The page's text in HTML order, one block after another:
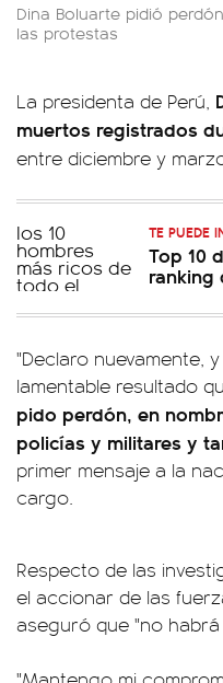
Dina Boluarte pidió
las protestas
La presidenta de Perú,
muertos registrados
entre diciembre y
TE PUEDE
Top 10
ranking
"Declaro nuevamente,
lamentable resultado
pido perdón, en
policías y militares y
primer mensaje a la
cargo.
Respecto de las
el accionar de las
aseguró que "no habrá